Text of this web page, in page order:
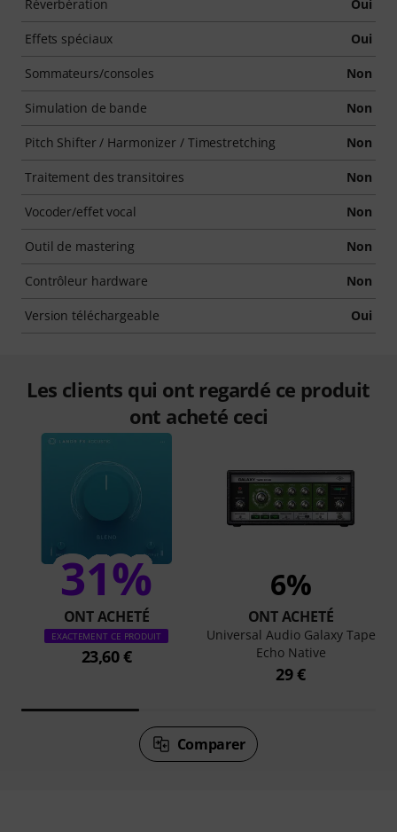
Réverbération Oui
Effets spéciaux Oui
Sommateurs/consoles Non
Simulation de bande Non
Pitch Shifter / Harmonizer / Timestretching Non
Traitement des transitoires Non
Vocoder/effet vocal Non
Outil de mastering Non
Contrôleur hardware Non
Version téléchargeable Oui
Les clients qui ont regardé ce produit
ont acheté ceci
31%
ONT ACHETÉ
EXACTEMENT CE PRODUIT
23,60 €
6%
ONT ACHETÉ
Universal Audio Galaxy Tape
Echo Native
29 €
Comparer